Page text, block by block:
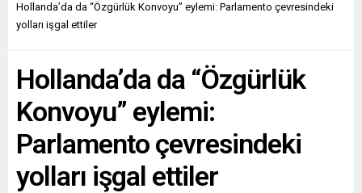
Hollanda’da da “Özgürlük Konvoyu” eylemi: Parlamento çevresindeki
yolları işgal ettiler
Hollanda’da da “Özgürlük
Konvoyu” eylemi:
Parlamento çevresindeki
yolları işgal ettiler